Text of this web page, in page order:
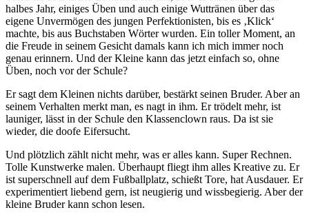
halbes Jahr, einiges Üben und auch einige Wuttränen über das
eigene Unvermögen des jungen Perfektionisten, bis es ‚Klick‘
machte, bis aus Buchstaben Wörter wurden. Ein toller Moment, an
die Freude in seinem Gesicht damals kann ich mich immer noch
genau erinnern. Und der Kleine kann das jetzt einfach so, ohne
Üben, noch vor der Schule?
Er sagt dem Kleinen nichts darüber, bestärkt seinen Bruder. Aber an
seinem Verhalten merkt man, es nagt in ihm. Er trödelt mehr, ist
launiger, lässt in der Schule den Klassenclown raus. Da ist sie
wieder, die doofe Eifersucht.
Und plötzlich zählt nicht mehr, was er alles kann. Super Rechnen.
Tolle Kunstwerke malen. Überhaupt fliegt ihm alles Kreative zu. Er
ist superschnell auf dem Fußballplatz, schießt Tore, hat Ausdauer. Er
experimentiert liebend gern, ist neugierig und wissbegierig. Aber der
kleine Bruder kann schon lesen.